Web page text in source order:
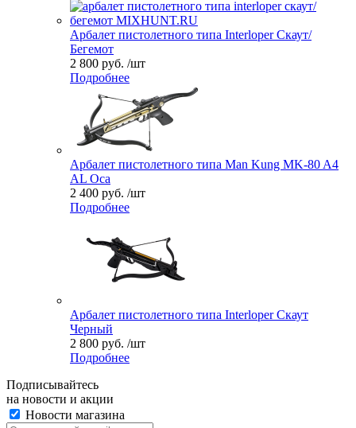
Арбалет пистолетного типа Interloper Скаут/
Бегемот
2 800 руб. /шт
Подробнее
Арбалет пистолетного типа Man Kung MK-80 A4
AL Оса
2 400 руб. /шт
Подробнее
Арбалет пистолетного типа Interloper Скаут
Черный
2 800 руб. /шт
Подробнее
Подписывайтесь
на новости и акции
Новости магазина